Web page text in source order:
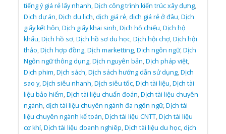
tiếng ý giá rẻ lấy nhanh,Dịch công trình kiến trúc xây dựng,
Dịch dự án,Dịch du lịch,dịch giá rẻ,dịch giá rẻ ở đâu,Dịch
giấy kết hôn,Dịch giấy khai sinh,Dịch hộ chiếu,Dịch hộ
khẩu,Dịch hồ sơ,Dịch hồ sơ du học,Dịch hội chợ,Dịch hội
thảo,Dịch hợp đồng,Dịch marketting,Dịch ngôn ngữ,Dịch
Ngôn ngữ thông dụng,Dịch nguyên bản,Dịch pháp việt,
Dịch phim,Dịch sách,Dịch sách hướng dẫn sử dụng,Dịch
sao y,Dịch siêu nhanh,Dịch siêu tốc,Dịch tài liệu,Dịch tài
liệu bảo hiểm,Dịch tài liệu chuẩn đoán,Dịch tài liệu chuyên
ngành,dịch tài liệu chuyên ngành đa ngôn ngữ,Dịch tài
liệu chuyên ngành kế toán,Dịch tài liệu CNTT,Dịch tài liệu
cơ khí,Dịch tài liệu doanh nghiêp,Dịch tài liệu du học,dịch